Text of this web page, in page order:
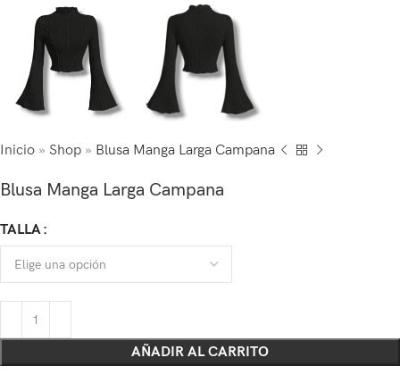
Inicio » Shop » Blusa Manga Larga Campana
Blusa Manga Larga Campana
TALLA
AÑADIR AL CARRITO